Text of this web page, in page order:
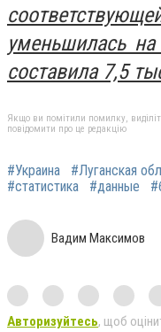
уменьшилась
составила 7,5
Якщо ви помітили помилку,
повідомити про це редакцію
#Украина #Луганская
#статистика
#данные
Вадим Максимов
Авторизуйтесь, щоб